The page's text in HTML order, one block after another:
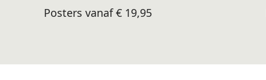
Posters vanaf € 19,95